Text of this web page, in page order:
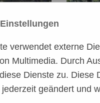
verwendet externe
Multimedia. Durch
Dienste zu. Diese
geändert und